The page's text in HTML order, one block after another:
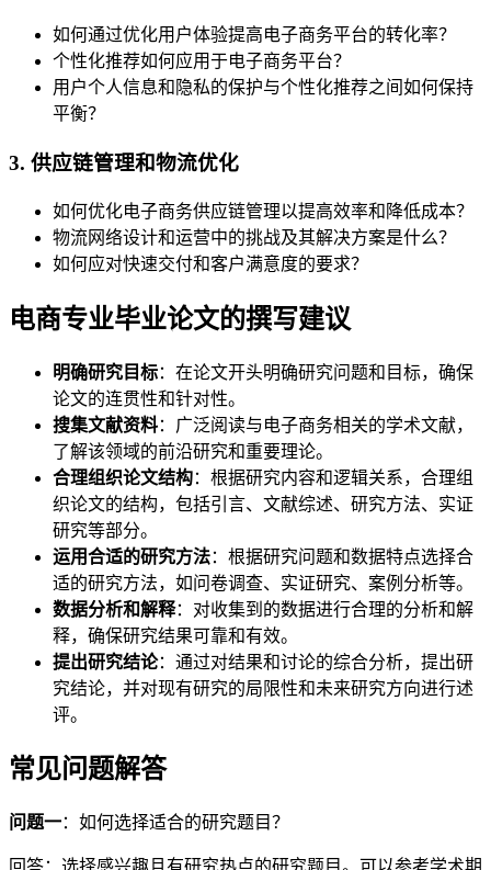
如何通过优化用户体验提高电子商务平台的转化率？
个性化推荐如何应用于电子商务平台？
用户个人信息和隐私的保护与个性化推荐之间如何保持
平衡？
3. 供应链管理和物流优化
如何优化电子商务供应链管理以提高效率和降低成本？
物流网络设计和运营中的挑战及其解决方案是什么？
如何应对快速交付和客户满意度的要求？
电商专业毕业论文的撰写建议
明确研究目标：在论文开头明确研究问题和目标，确保
论文的连贯性和针对性。
搜集文献资料：广泛阅读与电子商务相关的学术文献，
了解该领域的前沿研究和重要理论。
合理组织论文结构：根据研究内容和逻辑关系，合理组
织论文的结构，包括引言、文献综述、研究方法、实证
研究等部分。
运用合适的研究方法：根据研究问题和数据特点选择合
适的研究方法，如问卷调查、实证研究、案例分析等。
数据分析和解释：对收集到的数据进行合理的分析和解
释，确保研究结果可靠和有效。
提出研究结论：通过对结果和讨论的综合分析，提出研
究结论，并对现有研究的局限性和未来研究方向进行述
评。
常见问题解答
问题一：如何选择适合的研究题目？